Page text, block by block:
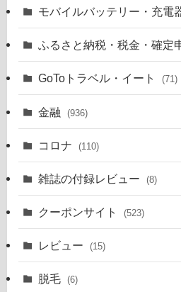
モバイルバッテリー・充電
ふるさと納税・税金・確定
GoToトラベル・イート (71)
金融 (936)
コロナ (110)
雑誌の付録レビュー (8)
クーポンサイト (523)
レビュー (15)
脱毛 (6)